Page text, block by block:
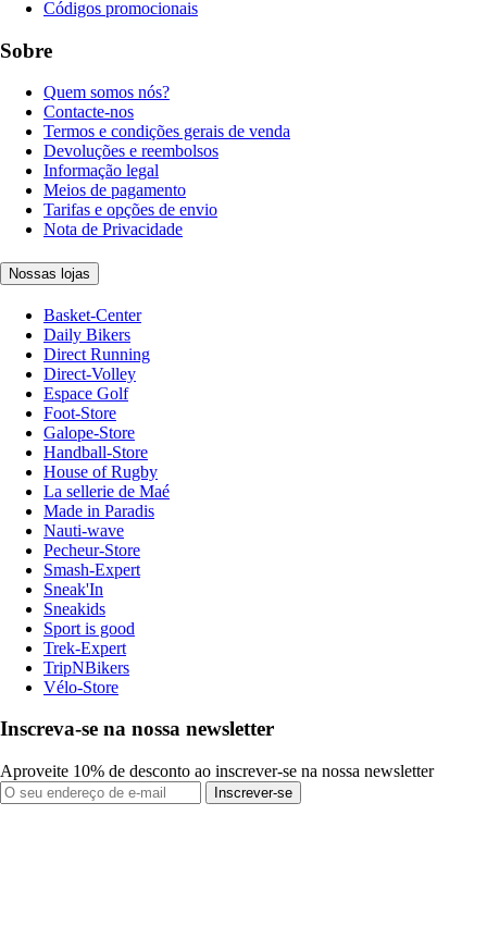
Códigos promocionais
Sobre
Quem somos nós?
Contacte-nos
Termos e condições gerais de venda
Devoluções e reembolsos
Informação legal
Meios de pagamento
Tarifas e opções de envio
Nota de Privacidade
Nossas lojas
Basket-Center
Daily Bikers
Direct Running
Direct-Volley
Espace Golf
Foot-Store
Galope-Store
Handball-Store
House of Rugby
La sellerie de Maé
Made in Paradis
Nauti-wave
Pecheur-Store
Smash-Expert
Sneak'In
Sneakids
Sport is good
Trek-Expert
TripNBikers
Vélo-Store
Inscreva-se na nossa newsletter
Aproveite 10% de desconto ao inscrever-se na nossa newsletter
Inscrever-se